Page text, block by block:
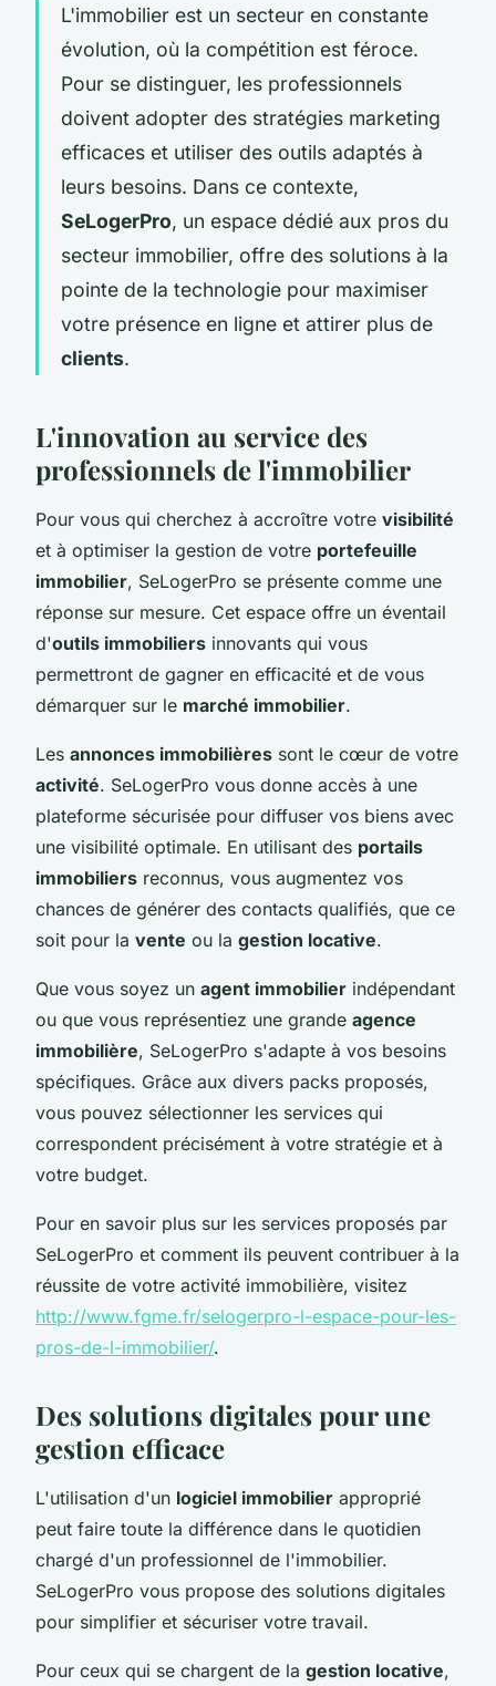
L'immobilier est un secteur en constante
évolution, où la compétition est féroce.
Pour se distinguer, les professionnels
doivent adopter des stratégies marketing
efficaces et utiliser des outils adaptés à
leurs besoins. Dans ce contexte,
SeLogerPro, un espace dédié aux pros du
secteur immobilier, offre des solutions à la
pointe de la technologie pour maximiser
votre présence en ligne et attirer plus de
clients.
L'innovation au service des
professionnels de l'immobilier
Pour vous qui cherchez à accroître votre visibilité
et à optimiser la gestion de votre portefeuille
immobilier, SeLogerPro se présente comme une
réponse sur mesure. Cet espace offre un éventail
d'outils immobiliers innovants qui vous
permettront de gagner en efficacité et de vous
démarquer sur le marché immobilier.
Les annonces immobilières sont le cœur de votre
activité. SeLogerPro vous donne accès à une
plateforme sécurisée pour diffuser vos biens avec
une visibilité optimale. En utilisant des portails
immobiliers reconnus, vous augmentez vos
chances de générer des contacts qualifiés, que ce
soit pour la vente ou la gestion locative.
Que vous soyez un agent immobilier indépendant
ou que vous représentiez une grande agence
immobilière, SeLogerPro s'adapte à vos besoins
spécifiques. Grâce aux divers packs proposés,
vous pouvez sélectionner les services qui
correspondent précisément à votre stratégie et à
votre budget.
Pour en savoir plus sur les services proposés par
SeLogerPro et comment ils peuvent contribuer à la
réussite de votre activité immobilière, visitez
http://www.fgme.fr/selogerpro-l-espace-pour-les-
pros-de-l-immobilier/.
Des solutions digitales pour une
gestion efficace
L'utilisation d'un logiciel immobilier approprié
peut faire toute la différence dans le quotidien
chargé d'un professionnel de l'immobilier.
SeLogerPro vous propose des solutions digitales
pour simplifier et sécuriser votre travail.
Pour ceux qui se chargent de la gestion locative,